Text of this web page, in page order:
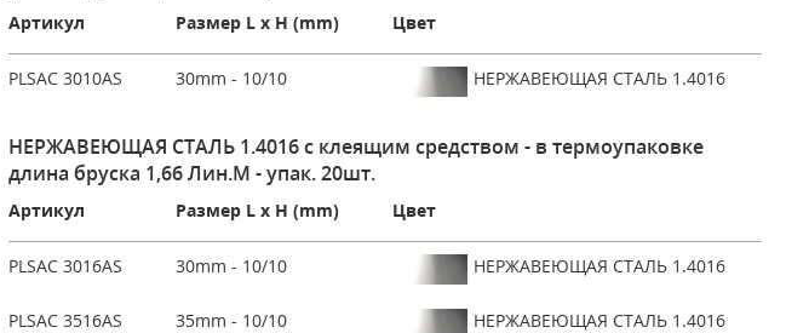
Артикул Размер L x H (mm) Цвет
PLSAC 3010AS 30mm - 10/10 НЕРЖАВЕЮЩАЯ СТАЛЬ 1.4016
НЕРЖАВЕЮЩАЯ СТАЛЬ 1.4016 с клеящим средством - в термоупаковке
длина бруска 1,66 Лин.М - упак. 20шт.
Артикул Размер L x H (mm) Цвет
PLSAC 3016AS 30mm - 10/10 НЕРЖАВЕЮЩАЯ СТАЛЬ 1.4016
PLSAC 3516AS 35mm - 10/10 НЕРЖАВЕЮЩАЯ СТАЛЬ 1.4016